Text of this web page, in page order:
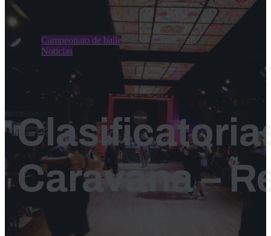
Campeonato de baile
Noticias
Caravana –